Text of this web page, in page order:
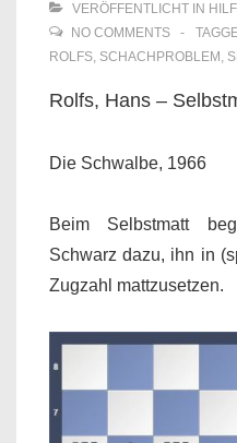
VERÖFFENTLICHT IN
NO COMMENTS
ROLFS, SCHACHPROBLEM ,
Rolfs, Hans –
Die Schwalbe, 1966
Beim Selbstmatt
Schwarz dazu, ihn in
Zugzahl mattzusetzen.